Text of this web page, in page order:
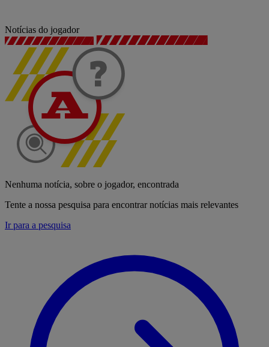
Notícias do jogador
Nenhuma notícia, sobre o jogador, encontrada
Tente a nossa pesquisa para encontrar notícias mais relevantes
Ir para a pesquisa